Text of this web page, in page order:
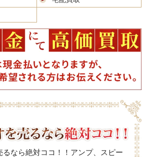
るなら絶対ココ！！アンプ、スピー